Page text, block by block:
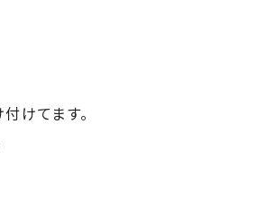
けてます。